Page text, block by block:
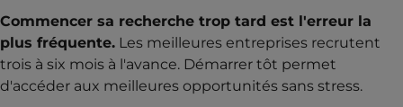
Commencer sa recherche trop tard est l'erreur la
plus fréquente. Les meilleures entreprises recrutent
trois à six mois à l'avance. Démarrer tôt permet
d'accéder aux meilleures opportunités sans stress.